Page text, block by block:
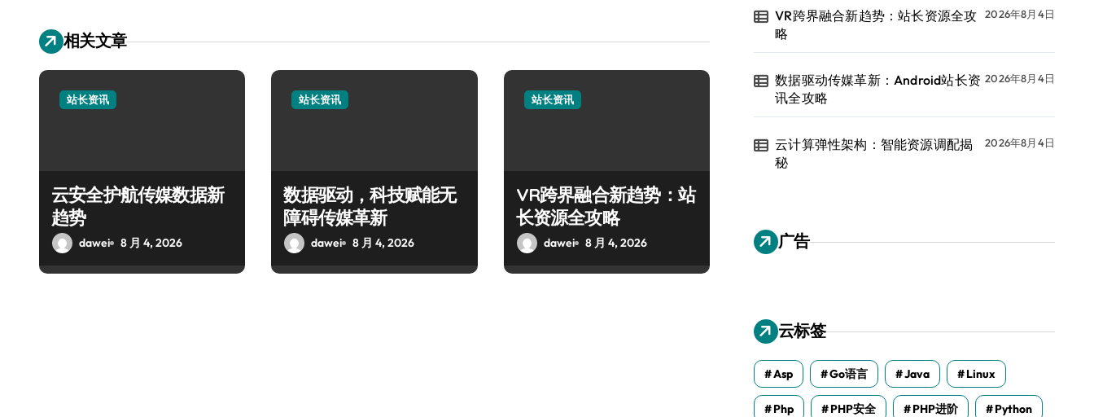
相关文章
站长资讯
云安全护航传媒数据新
趋势
dawei 8 月 4, 2026
站长资讯
数据驱动，科技赋能无
障碍传媒革新
dawei 8 月 4, 2026
站长资讯
VR跨界融合新趋势：站
长资源全攻略
dawei 8 月 4, 2026
VR跨界融合新趋势：站长资源全攻
略
2026年8月4日
数据驱动传媒革新：Android站长资
讯全攻略
2026年8月4日
云计算弹性架构：智能资源调配揭
秘
2026年8月4日
广告
云标签
Asp Go语言 Java Linux
Php PHP安全 PHP进阶 Python